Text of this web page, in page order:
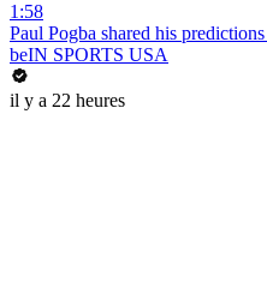
1:58
Paul Pogba shared his
beIN SPORTS USA
il y a 22 heures